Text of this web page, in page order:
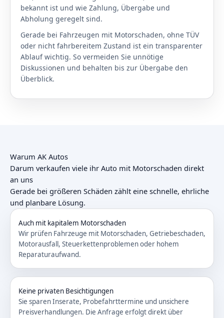
bekannt ist und wie Zahlung, Übergabe und
Abholung geregelt sind.
Gerade bei Fahrzeugen mit Motorschaden, ohne TÜV
oder nicht fahrbereitem Zustand ist ein transparenter
Ablauf wichtig. So vermeiden Sie unnötige
Diskussionen und behalten bis zur Übergabe den
Überblick.
Warum AK Autos
Darum verkaufen viele ihr Auto mit Motorschaden direkt
an uns
Gerade bei größeren Schäden zählt eine schnelle, ehrliche
und planbare Lösung.
Auch mit kapitalem Motorschaden
Wir prüfen Fahrzeuge mit Motorschaden, Getriebeschaden,
Motorausfall, Steuerkettenproblemen oder hohem
Reparaturaufwand.
Keine privaten Besichtigungen
Sie sparen Inserate, Probefahrttermine und unsichere
Preisverhandlungen. Die Anfrage erfolgt direkt über